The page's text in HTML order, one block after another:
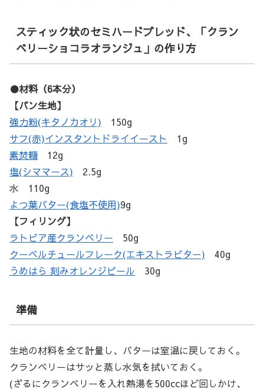
スティック状のセミハードブレッド、「クラン
ベリーショコラオランジュ」の作り方
●材料（6本分）
【パン生地】
強力粉(キタノカオリ) 150g
サフ(赤)インスタントドライイースト
1g
素焚糖 12g
塩(シママース) 2.5g
水 110g
よつ葉バター(食塩不使用)9g
【フィリング】
ラトビア産クランベリー 50g
クーベルチュールフレーク(エキストラビター) 40g
うめはら 刻みオレンジピール 30g
準備
生地の材料を全て計量し、バターは室温に戻しておく。
クランベリーはサッと蒸し水気を拭いておく。
(ざるにクランベリーを入れ熱湯を500ccほど回しかけ、